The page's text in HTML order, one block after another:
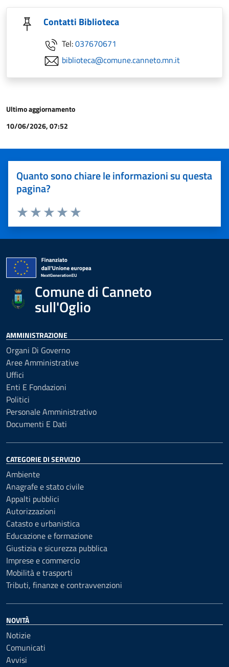
Contatti Biblioteca
Tel:037670671
biblioteca@comune.canneto.mn.it
Ultimo aggiornamento
10/06/2026, 07:52
Quanto sono chiare le informazioni su questa
pagina?
Valuta 5 stelle su 5
Valuta 4 stelle su 5
Valuta 3 stelle su 5
Valuta 2 stelle su 5
Valuta 1 stelle su 5
Comune di Canneto
sull'Oglio
AMMINISTRAZIONE
Organi Di Governo
Aree Amministrative
Uffici
Enti E Fondazioni
Politici
Personale Amministrativo
Documenti E Dati
CATEGORIE DI SERVIZIO
Ambiente
Anagrafe e stato civile
Appalti pubblici
Autorizzazioni
Catasto e urbanistica
Educazione e formazione
Giustizia e sicurezza pubblica
Imprese e commercio
Mobilità e trasporti
Tributi, finanze e contravvenzioni
NOVITÀ
Notizie
Comunicati
Avvisi